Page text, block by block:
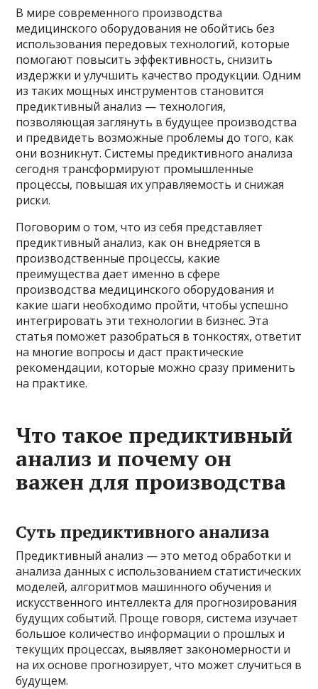
В мире современного производства
медицинского оборудования не обойтись без
использования передовых технологий, которые
помогают повысить эффективность, снизить
издержки и улучшить качество продукции. Одним
из таких мощных инструментов становится
предиктивный анализ — технология,
позволяющая заглянуть в будущее производства
и предвидеть возможные проблемы до того, как
они возникнут. Системы предиктивного анализа
сегодня трансформируют промышленные
процессы, повышая их управляемость и снижая
риски.
Поговорим о том, что из себя представляет
предиктивный анализ, как он внедряется в
производственные процессы, какие
преимущества дает именно в сфере
производства медицинского оборудования и
какие шаги необходимо пройти, чтобы успешно
интегрировать эти технологии в бизнес. Эта
статья поможет разобраться в тонкостях, ответит
на многие вопросы и даст практические
рекомендации, которые можно сразу применить
на практике.
Что такое предиктивный
анализ и почему он
важен для производства
Суть предиктивного анализа
Предиктивный анализ — это метод обработки и
анализа данных с использованием статистических
моделей, алгоритмов машинного обучения и
искусственного интеллекта для прогнозирования
будущих событий. Проще говоря, система изучает
большое количество информации о прошлых и
текущих процессах, выявляет закономерности и
на их основе прогнозирует, что может случиться в
будущем.